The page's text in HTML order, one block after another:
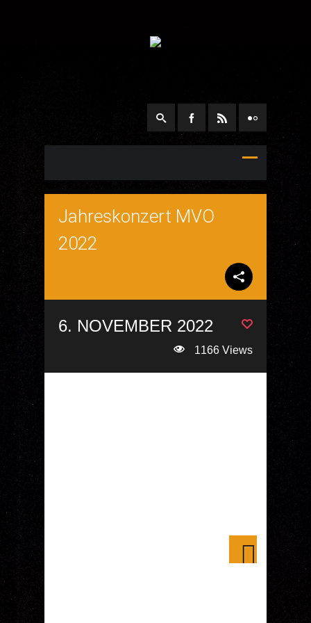
Jahreskonzert MVO
2022
6. NOVEMBER 2022
1166 Views